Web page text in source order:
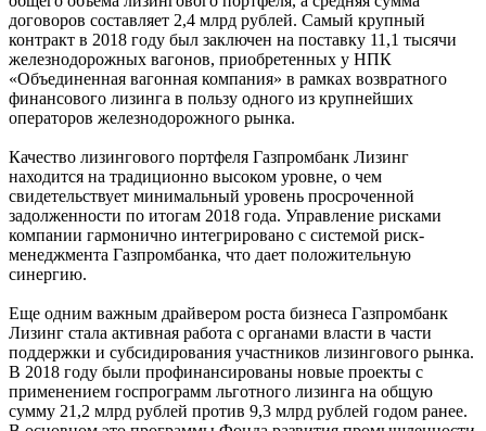
договоров составляет 2,4 млрд рублей. Самый крупный
контракт в 2018 году был заключен на поставку 11,1 тысячи
железнодорожных вагонов, приобретенных у НПК
«Объединенная вагонная компания» в рамках возвратного
финансового лизинга в пользу одного из крупнейших
операторов железнодорожного рынка.
Качество лизингового портфеля Газпромбанк Лизинг
находится на традиционно высоком уровне, о чем
свидетельствует минимальный уровень просроченной
задолженности по итогам 2018 года. Управление рисками
компании гармонично интегрировано с системой риск-
менеджмента Газпромбанка, что дает положительную
синергию.
Еще одним важным драйвером роста бизнеса Газпромбанк
Лизинг стала активная работа с органами власти в части
поддержки и субсидирования участников лизингового рынка.
В 2018 году были профинансированы новые проекты с
применением госпрограмм льготного лизинга на общую
сумму 21,2 млрд рублей против 9,3 млрд рублей годом ранее.